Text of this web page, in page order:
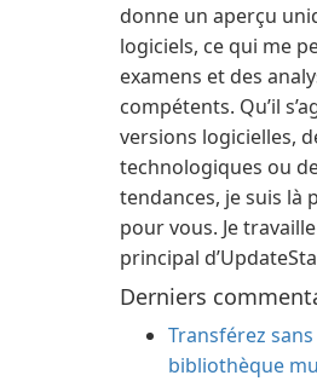
donne un aperçu
logiciels, ce qui me
examens et des
compétents. Qu’il
versions logicielles,
technologiques ou
tendances, je suis
pour vous. Je
principal
Derniers
Transférez
bibliothèque